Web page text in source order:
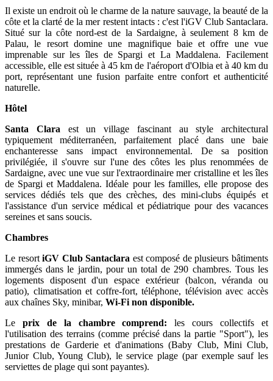
Il existe un endroit où le charme de la nature sauvage, la beauté de la
côte et la clarté de la mer restent intacts : c'est l'iGV Club Santaclara.
Situé sur la côte nord-est de la Sardaigne, à seulement 8 km de
Palau, le resort domine une magnifique baie et offre une vue
imprenable sur les îles de Spargi et La Maddalena. Facilement
accessible, elle est située à 45 km de l'aéroport d'Olbia et à 40 km du
port, représentant une fusion parfaite entre confort et authenticité
naturelle.
Hôtel
Santa Clara est un village fascinant au style architectural
typiquement méditerranéen, parfaitement placé dans une baie
enchanteresse sans impact environnemental. De sa position
privilégiée, il s'ouvre sur l'une des côtes les plus renommées de
Sardaigne, avec une vue sur l'extraordinaire mer cristalline et les îles
de Spargi et Maddalena. Idéale pour les familles, elle propose des
services dédiés tels que des crèches, des mini-clubs équipés et
l'assistance d'un service médical et pédiatrique pour des vacances
sereines et sans soucis.
Chambres
Le resortiGV Club Santaclara est composé de plusieurs bâtiments
immergés dans le jardin, pour un total de 290 chambres. Tous les
logements disposent d'un espace extérieur (balcon, véranda ou
patio), climatisation et coffre-fort, téléphone, télévision avec accès
aux chaînes Sky, minibar, Wi-Fi non disponible.
Le prix de la chambre comprend: les cours collectifs et
l'utilisation des terrains (comme précisé dans la partie "Sport"), les
prestations de Garderie et d'animations (Baby Club, Mini Club,
Junior Club, Young Club), le service plage (par exemple sauf les
serviettes de plage qui sont payantes).